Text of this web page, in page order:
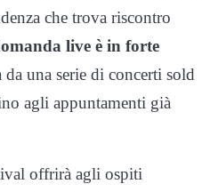
che trova riscontro
live è in forte
da una serie di concerti sold
agli appuntamenti già
offrirà agli ospiti